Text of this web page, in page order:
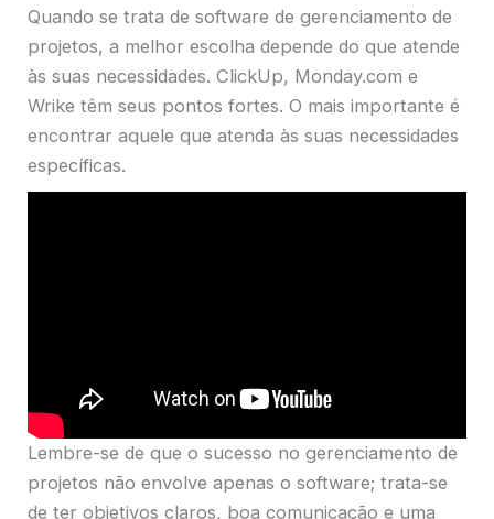
Quando se trata de software de gerenciamento de
projetos, a melhor escolha depende do que atende
às suas necessidades. ClickUp, Monday.com e
Wrike têm seus pontos fortes. O mais importante é
encontrar aquele que atenda às suas necessidades
específicas.
Lembre-se de que o sucesso no gerenciamento de
projetos não envolve apenas o software; trata-se
de ter objetivos claros, boa comunicação e uma